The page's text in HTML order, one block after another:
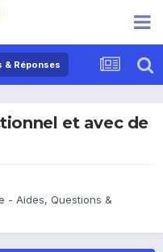
& Réponses
et avec de
- Aides, Questions &